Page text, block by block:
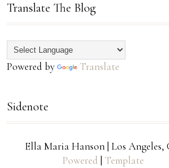
Translate The Blog
Powered by Translate
Sidenote
Ella Maria Hanson | Los Angeles,
Powered
Template